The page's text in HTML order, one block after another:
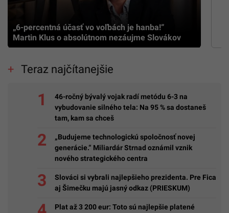
„6-percentná účasť vo voľbách je hanba!“
Martin Klus o absolútnom nezáujme Slovákov
Teraz najčítanejšie
46-ročný bývalý vojak radí metódu 6-3 na
vybudovanie silného tela: Na 95 % sa dostaneš
tam, kam sa chceš
„Budujeme technologickú spoločnosť novej
generácie.“ Miliardár Strnad oznámil vznik
nového strategického centra
Slováci si vybrali najlepšieho prezidenta. Pre Fica
aj Šimečku majú jasný odkaz (PRIESKUM)
Plat až 3 200 eur: Toto sú najlepšie platené